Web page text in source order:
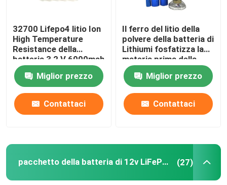
pacchetto della batteria di 48V LiFePO4
batteria al litio fissata al muro
Fuori dall'invertitore ibrido solare di griglia
Centrale elettrica portatile
32700 Lifepo4 litio Ion
High Temperature
Resistance della
batteria 3,2 V 6000mah
Miglior prezzo
Contattaci
Il ferro del litio della
polvere della batteria di
Lithiumi fosfatizza la
materia prima della
batteria al litio della
polvere LiFePO4
Miglior prezzo
Contattaci
pacchetto della batteria di 12v LiFePO4 (27)